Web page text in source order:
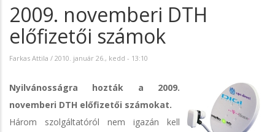
2009. novemberi DTH
előfizetői számok
Farkas Attila / 2010. január 26., kedd - 13:10
Nyilvánosságra hozták a 2009.
novemberi DTH előfizetői számokat.
Három szolgáltatóról nem igazán kell